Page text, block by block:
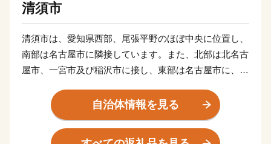
清須市
清須市は、愛知県西部、尾張平野のほぼ中央に位置し、
南部は名古屋市に隣接しています。また、北部は北名古
屋市、一宮市及び稲沢市に接し、東部は名古屋市に、西
面積は、1,735haで、東西約5.5km、南北約8.0kmの広
がりをもち、愛知県の面積の0.34％にあたります。
地形は比較的平坦で、庄内川の下流域にあり、ほとんど
自治体情報を見る